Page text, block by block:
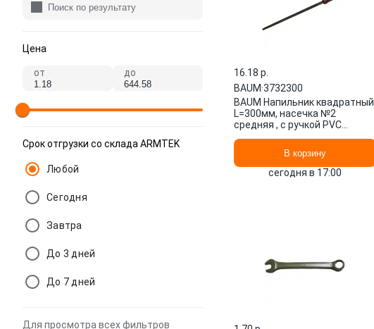
Цена
от до
Срок отгрузки со склада ARMTEK
Любой
Сегодня
Завтра
До 3 дней
До 7 дней
Для просмотра всех фильтров
16.18 p.
BAUM·3732300
BAUM Напильник квадратный
L=300мм, насечка №2
средняя , с ручкой PVC
В корзину
сегодня в 17:00